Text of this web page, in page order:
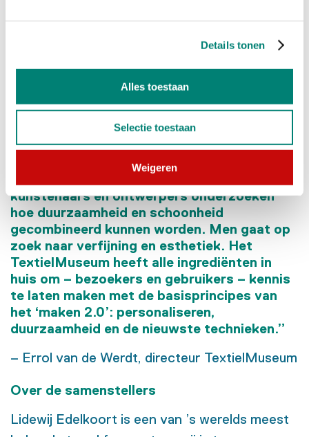
Details tonen
Alles toestaan
Selectie toestaan
Weigeren
DOSA, Light blessings sorting marigold petals
kunstenaars en ontwerpers onderzoeken
hoe duurzaamheid en schoonheid
gecombineerd kunnen worden. Men gaat op
zoek naar verfijning en esthetiek. Het
TextielMuseum heeft alle ingrediënten in
huis om – bezoekers en gebruikers – kennis
te laten maken met de basisprincipes van
het ‘maken 2.0’: personaliseren,
duurzaamheid en de nieuwste technieken.”
– Errol van de Werdt, directeur TextielMuseum
Over de samenstellers
Lidewij Edelkoort is een van ’s werelds meest